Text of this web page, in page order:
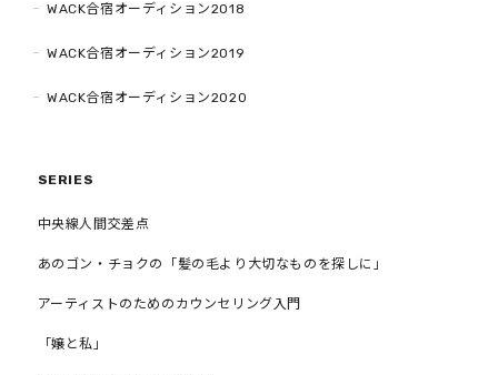
WACK合宿オーディション2018
WACK合宿オーディション2019
WACK合宿オーディション2020
SERIES
中央線人間交差点
あのゴン・チョクの「髪の毛より大切なものを探しに」
アーティストのためのカウンセリング入門
「嬢と私」